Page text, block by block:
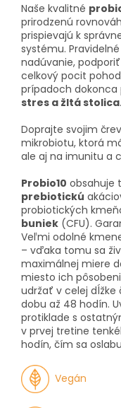
Naše kvalitné
prirodzenú
prispievajú k
systému.
nadúvanie,
celkový pocit
prípadoch dokonca
stres a žltá stolica.
Doprajte svojim
mikrobiotu, ktorá
ale aj na imunitu a
Probio10 obsahuje
prebiotickú
probiotických
buniek (CFU).
Veľmi odolné
– vďaka tomu sa
maximálnej miere
miesto ich
udržať v celej dĺžke
dobu až 48 hodín.
protiklade s
v prvej tretine
hodín, čím sa
Vegán